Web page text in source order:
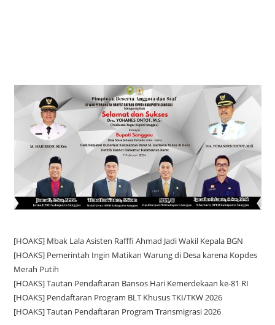
[HOAKS] Mbak Lala Asisten Rafffi Ahmad Jadi Wakil Kepala BGN
[HOAKS] Pemerintah Ingin Matikan Warung di Desa karena Kopdes
Merah Putih
[HOAKS] Tautan Pendaftaran Bansos Hari Kemerdekaan ke-81 RI
[HOAKS] Pendaftaran Program BLT Khusus TKI/TKW 2026
[HOAKS] Tautan Pendaftaran Program Transmigrasi 2026